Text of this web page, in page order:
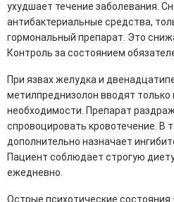
ухудшает течение заболевания.
антибактериальные средства,
гормональный препарат. Это
Контроль за состоянием
При язвах желудка и
метилпреднизолон вводят только
необходимости. Препарат
спровоцировать кровотечение. В
дополнительно назначает
Пациент соблюдает строгую
ежедневно.
Острые психотические